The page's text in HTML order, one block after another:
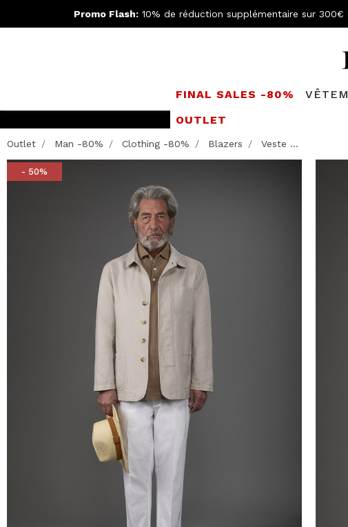
Promo Flash: 10% de réduction supplémentaire sur
FINAL SALES -80%
OUTLETRejoignez le
Outlet Man -80% Clothing -80% Blazers Veste ...
- 50%